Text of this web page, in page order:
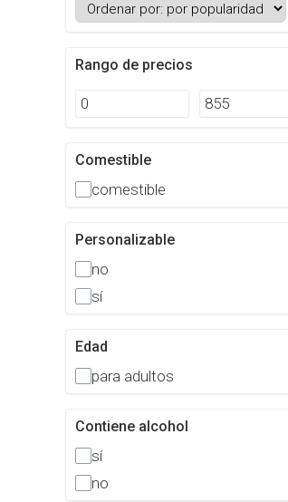
Rango de precios
Comestible
comestible
Personalizable
no
sí
Edad
para adultos
Contiene alcohol
sí
no